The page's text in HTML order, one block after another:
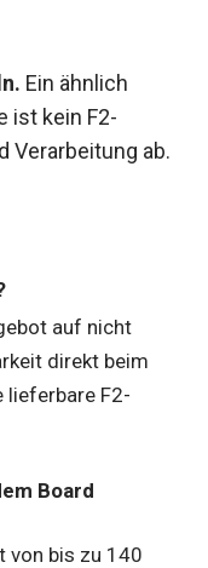
Ein ähnlich
ist kein F2-
Verarbeitung ab.
auf nicht
direkt beim
lieferbare F2-
Board
von bis zu 140